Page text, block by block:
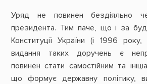
Уряд не повинен бездіяльно
президента. Тим паче, що і за
Конституції України (і 1996
видання таких доручень є
повинен стати самостійним та
що формує державну політику,